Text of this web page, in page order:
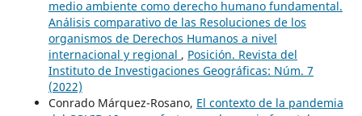
medio ambiente como derecho humano fundamental.
Análisis comparativo de las Resoluciones de los
organismos de Derechos Humanos a nivel
internacional y regional , Posición. Revista del
Instituto de Investigaciones Geográficas: Núm. 7
(2022)
Conrado Márquez-Rosano, El contexto de la pandemia